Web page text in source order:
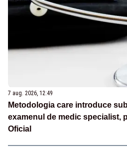
7 aug. 2026, 12:49
Metodologia care introduce
examenul de medic specialist,
Oficial